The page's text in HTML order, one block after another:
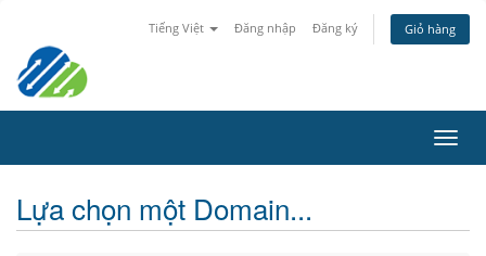
Tiếng Việt Đăng nhập Đăng ký Giỏ hàng
Lựa chọn một Domain...